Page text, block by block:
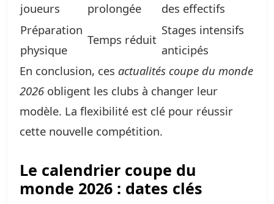
joueurs
prolongée
des effectifs
Préparation
physique
Temps réduit
Stages intensifs
anticipés
En conclusion, ces actualités coupe du monde
2026 obligent les clubs à changer leur
modèle. La flexibilité est clé pour réussir
cette nouvelle compétition.
Le calendrier coupe du
monde 2026 : dates clés